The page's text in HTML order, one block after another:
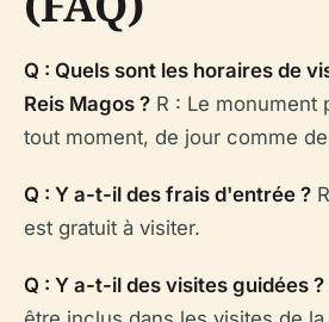
Q : Quels sont les horaires de
Reis Magos ? R : Le monument
tout moment, de jour comme
Q : Y a-t-il des frais d'entrée ?
est gratuit à visiter.
Q : Y a-t-il des visites guidées ?